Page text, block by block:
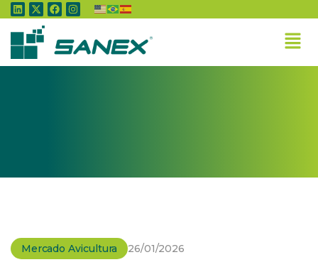
Home » Mercado Avicultura
Exportação avícola paranaense tem o melhor
bimestre da história
Mercado Avicultura 26/01/2026